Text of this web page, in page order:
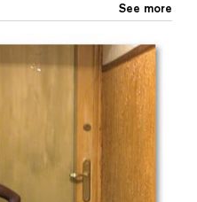
See more